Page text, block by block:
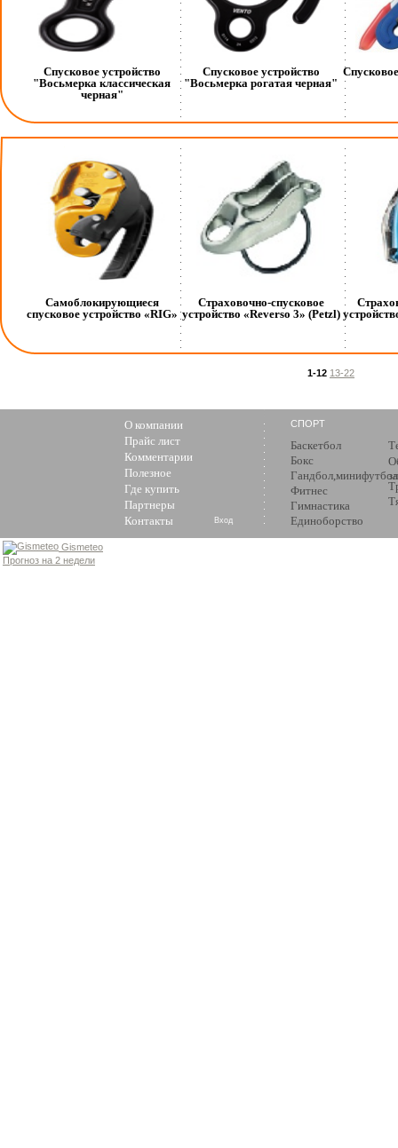
Спусковое устройство
"Восьмерка классическая
черная"
Спусковое устройство
"Восьмерка рогатая черная"
Самоблокирующиеся
спусковое устройство «RIG»
Страховочно-спусковое
устройство «Reverso 3» (Petzl)
1-12 13-22
О компании
Прайс лист
Комментарии
Полезное
Где купить
Партнеры
Контакты
СПОРТ
Баскетбол
Бокс
Гандбол,минифутбол
Фитнес
Гимнастика
Единоборство
Вход
Gismeteo
Прогноз на 2 недели